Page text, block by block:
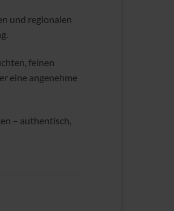
und regionalen
feinen
eine angenehme
– authentisch,